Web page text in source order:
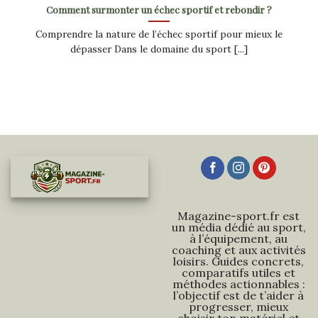
Comment surmonter un échec sportif et rebondir ?
Comprendre la nature de l’échec sportif pour mieux le
dépasser Dans le domaine du sport [...]
Magazine-sport.fr est
un média dédié au sport,
à l’équipement, au
coaching et aux activités
loisirs. Guides concrets,
comparatifs utiles et
méthodes actionnables :
l’objectif est de t’aider à
progresser, mieux